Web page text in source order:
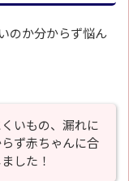
のか分からず悩ん
いもの、漏れに
ず赤ちゃんに合
した！